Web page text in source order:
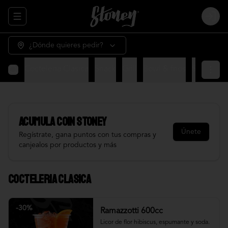
Abrir menu de navegación Login
¿Dónde quieres pedir?
AcumulaCOIN STONEY
Regístrate, gana puntos con tus compras y
canjealos por productos y más
Únete
Cocteleria Clasica
-30% Ramazzotti 600cc
Licor de flor hibiscus, espumante y soda.